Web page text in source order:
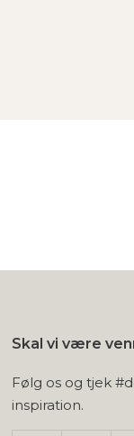
Skal vi være
Følg os og tjek
inspiration.